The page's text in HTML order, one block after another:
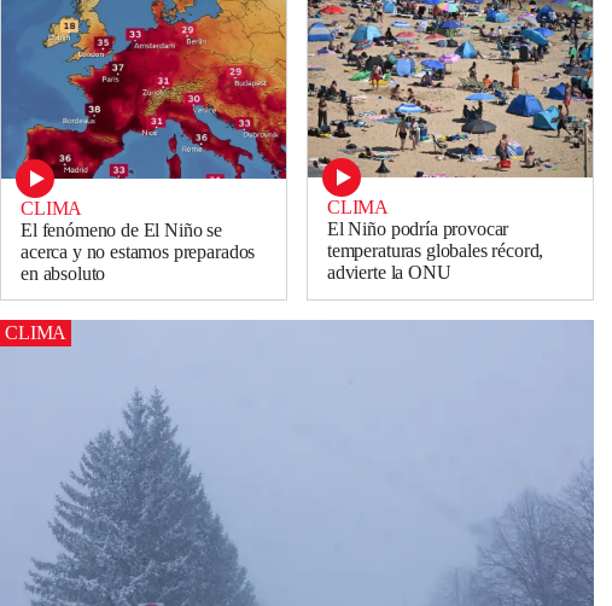
CLIMA
El fenómeno de El Niño se
acerca y no estamos preparados
en absoluto
CLIMA
El Niño podría provocar
temperaturas globales récord,
advierte la ONU
CLIMA